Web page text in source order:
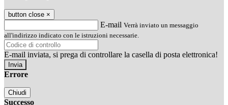
button close ×
E-mail Verrà inviato un messaggio
all'indirizzo indicato con le istruzioni necessarie.
E-mail inviata, si prega di controllare la casella di posta elettronica!
Errore
Chiudi
Successo